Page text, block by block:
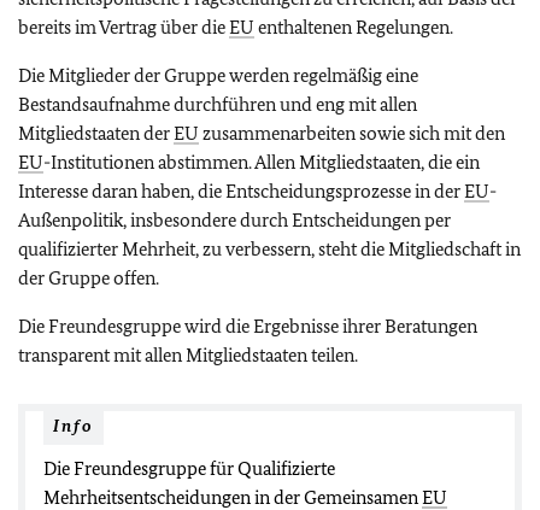
bereits im Vertrag über dieEU enthaltenen Regelungen.
Die Mitglieder der Gruppe werden regelmäßig eine
Bestandsaufnahme durchführen und eng mit allen
Mitgliedstaaten derEU zusammenarbeiten sowie sich mit den
EU-Institutionen abstimmen. Allen Mitgliedstaaten, die ein
Interesse daran haben, die Entscheidungsprozesse in derEU-
Außenpolitik, insbesondere durch Entscheidungen per
qualifizierter Mehrheit, zu verbessern, steht die Mitgliedschaft in
der Gruppe offen.
Die Freundesgruppe wird die Ergebnisse ihrer Beratungen
transparent mit allen Mitgliedstaaten teilen.
Info
Die Freundesgruppe für Qualifizierte
Mehrheitsentscheidungen in der GemeinsamenEU